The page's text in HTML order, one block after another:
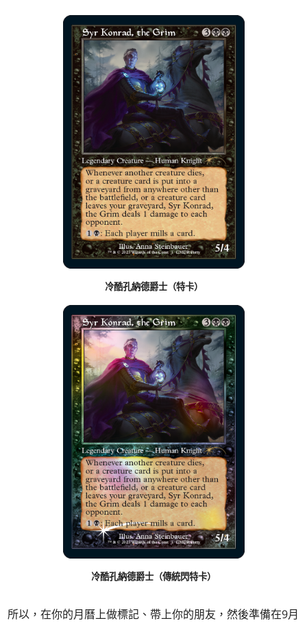
冷酷孔納德爵士（特卡）
冷酷孔納德爵士（傳統閃特卡）
所以，在你的月曆上做標記、帶上你的朋友，然後準備在9月